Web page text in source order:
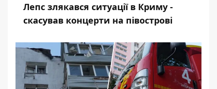
Лепс злякався ситуації в Криму -
скасував концерти на півострові